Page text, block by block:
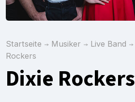
Startseite Musiker Live Band
Rockers
Dixie Rockers